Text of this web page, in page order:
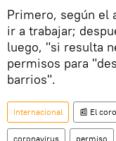
Primero, según el
ir a trabajar;
luego, "si resulta
permisos para
barrios".
Internacional 📰 El
coronavirus permiso